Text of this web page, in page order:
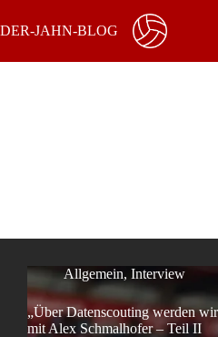
Inhalt
springen
DER-JAHN-BLOG
Allgemein, Interview
„Über Datenscouting werden
mit Alex Schmalhofer – Teil II